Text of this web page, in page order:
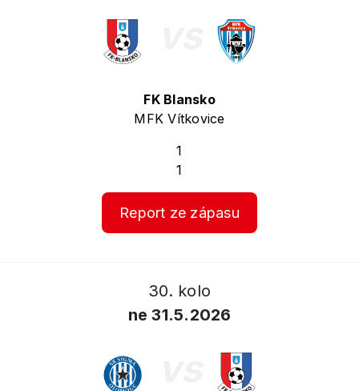
FK Blansko
MFK Vítkovice
1
1
Report ze zápasu
30. kolo
ne 31.5.2026